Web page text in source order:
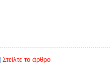
Στείλτε το άρθρο